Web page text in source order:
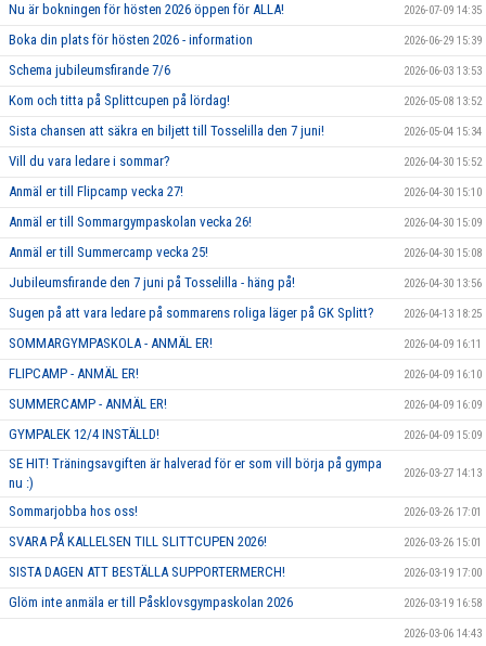
Nu är bokningen för hösten 2026 öppen för ALLA! 2026-07-09 14:35
Boka din plats för hösten 2026 - information 2026-06-29 15:39
Schema jubileumsfirande 7/6 2026-06-03 13:53
Kom och titta på Splittcupen på lördag! 2026-05-08 13:52
Sista chansen att säkra en biljett till Tosselilla den 7 juni! 2026-05-04 15:34
Vill du vara ledare i sommar? 2026-04-30 15:52
Anmäl er till Flipcamp vecka 27! 2026-04-30 15:10
Anmäl er till Sommargympaskolan vecka 26! 2026-04-30 15:09
Anmäl er till Summercamp vecka 25! 2026-04-30 15:08
Jubileumsfirande den 7 juni på Tosselilla - häng på! 2026-04-30 13:56
Sugen på att vara ledare på sommarens roliga läger på GK Splitt? 2026-04-13 18:25
SOMMARGYMPASKOLA - ANMÄL ER! 2026-04-09 16:11
FLIPCAMP - ANMÄL ER! 2026-04-09 16:10
SUMMERCAMP - ANMÄL ER! 2026-04-09 16:09
GYMPALEK 12/4 INSTÄLLD! 2026-04-09 15:09
SE HIT! Träningsavgiften är halverad för er som vill börja på gympa
nu :)
2026-03-27 14:13
Sommarjobba hos oss! 2026-03-26 17:01
SVARA PÅ KALLELSEN TILL SLITTCUPEN 2026! 2026-03-26 15:01
SISTA DAGEN ATT BESTÄLLA SUPPORTERMERCH! 2026-03-19 17:00
Glöm inte anmäla er till Påsklovsgympaskolan 2026 2026-03-19 16:58
2026-03-06 14:43